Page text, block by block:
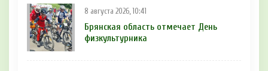
8 августа 2026, 10:41
Брянская область отмечает День
физкультурника